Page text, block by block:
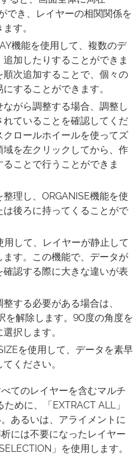
でき、レイヤーの相関関係を
す。
機能を使用して、複数のデ
加したりすることができま
次追加することで、個々の
することができます。
がら調整する場合、調整し
ていることを確認してくだ
ロールホイールを使ってズ
を左クリックしてから、作
ことで行うことができま
理し、ORGANISE機能を使
後ろに持ってくることがで
用して、レイヤーが静止して
す。この機能で、データが
認する際に大きな違いが表
する必要がある場合は、
を解除します。90度の角度を
択します。
を使用して、データを素早
ください。
てのレイヤーを含むマルチ
めに、「EXTRACT ALL」
あるいは、アライメントに
には不要になったレイヤー
」を使用します。